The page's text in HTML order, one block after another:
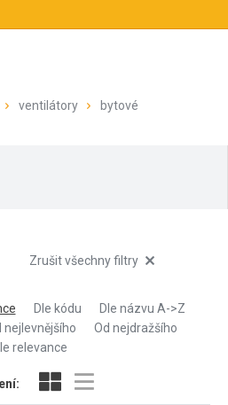
ventilátory bytové
Zrušit všechny filtry
Dle kódu
Dle názvu A->Z
nejlevnějšího
Od nejdražšího
relevance